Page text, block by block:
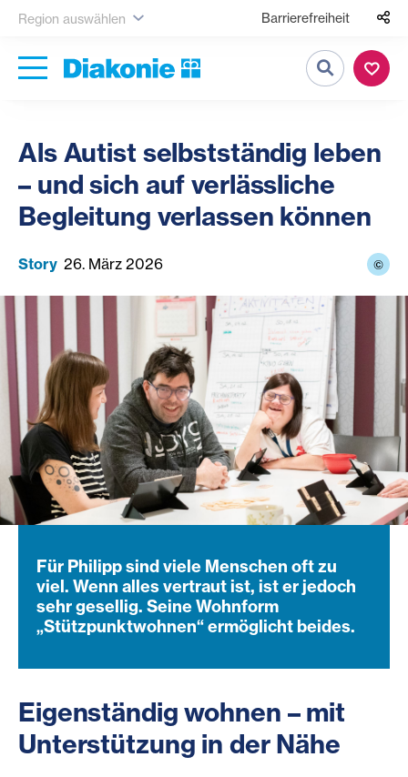
Region auswählen Barrierefreiheit
Suche
Als Autist selbstständig leben
– und sich auf verlässliche
Begleitung verlassen können
Story 26. März 2026 ©
Für Philipp sind viele Menschen oft zu
viel. Wenn alles vertraut ist, ist er jedoch
sehr gesellig. Seine Wohnform
„Stützpunktwohnen“ ermöglicht beides.
Eigenständig wohnen – mit
Unterstützung in der Nähe